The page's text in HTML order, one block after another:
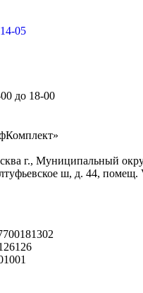
05
до 18-00
г., Муниципальный
ш, д. 44, помещ.